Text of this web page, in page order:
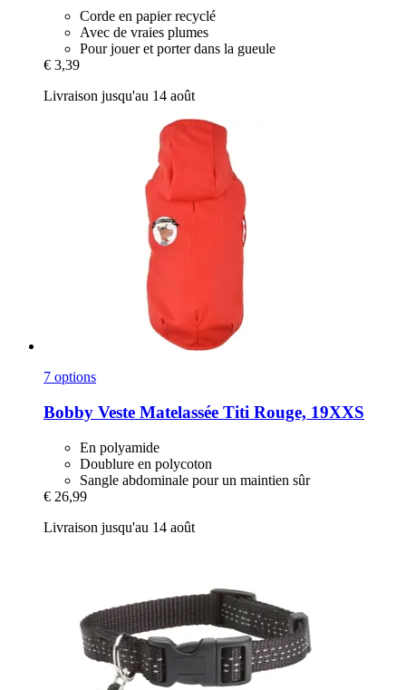
Corde en papier recyclé
Avec de vraies plumes
Pour jouer et porter dans la gueule
€ 3,39
Livraison jusqu'au 14 août
7 options
Bobby Veste Matelassée Titi Rouge, 19XXS
En polyamide
Doublure en polycoton
Sangle abdominale pour un maintien sûr
€ 26,99
Livraison jusqu'au 14 août